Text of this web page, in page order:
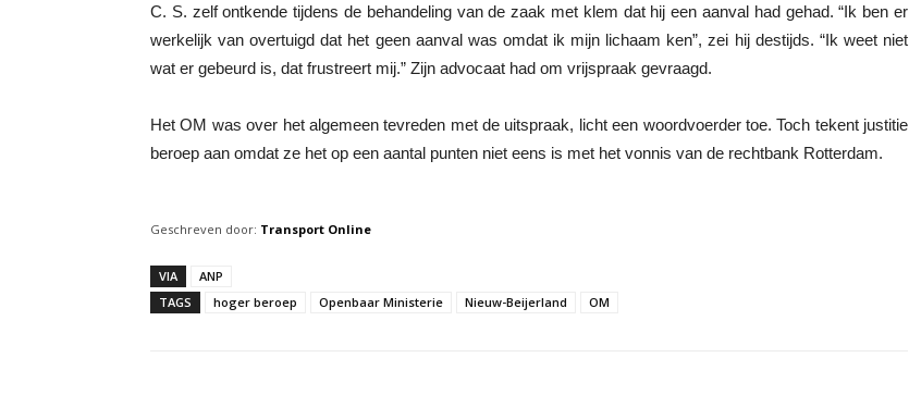
C. S. zelf ontkende tijdens de behandeling van de zaak met klem dat hij een aanval had gehad. “Ik ben er
werkelijk van overtuigd dat het geen aanval was omdat ik mijn lichaam ken”, zei hij destijds. “Ik weet niet
wat er gebeurd is, dat frustreert mij.” Zijn advocaat had om vrijspraak gevraagd.
Het OM was over het algemeen tevreden met de uitspraak, licht een woordvoerder toe. Toch tekent justitie
beroep aan omdat ze het op een aantal punten niet eens is met het vonnis van de rechtbank Rotterdam.
Geschreven door: Transport Online
VIA
ANP
TAGS
hoger beroep Openbaar Ministerie Nieuw-Beijerland OM